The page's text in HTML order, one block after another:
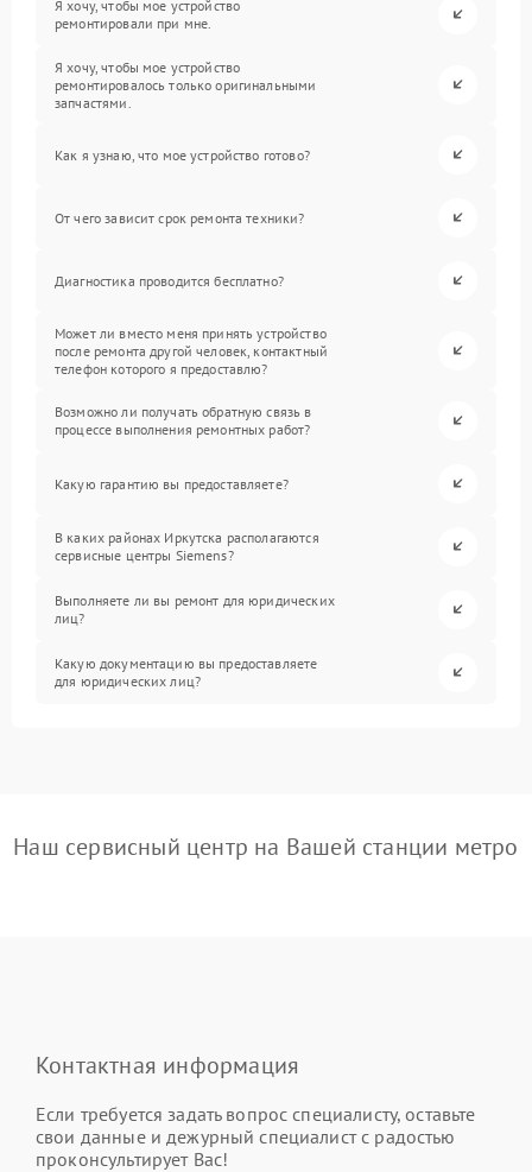
Я хочу, чтобы мое устройство
ремонтировали при мне.
Я хочу, чтобы мое устройство
ремонтировалось только оригинальными
запчастями.
Как я узнаю, что мое устройство готово?
От чего зависит срок ремонта техники?
Диагностика проводится бесплатно?
Может ли вместо меня принять устройство
после ремонта другой человек, контактный
телефон которого я предоставлю?
Возможно ли получать обратную связь в
процессе выполнения ремонтных работ?
Какую гарантию вы предоставляете?
В каких районах Иркутска располагаются
сервисные центры Siemens?
Выполняете ли вы ремонт для юридических
лиц?
Какую документацию вы предоставляете
для юридических лиц?
Наш сервисный центр на Вашей станции метро
Контактная информация
Если требуется задать вопрос специалисту, оставьте
свои данные и дежурный специалист с радостью
проконсультирует Вас!